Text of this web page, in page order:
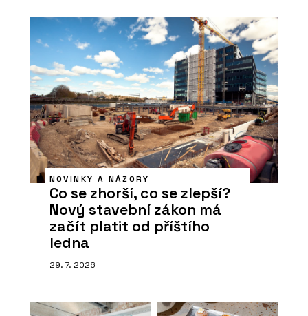
NOVINKY A NÁZORY
Co se zhorší, co se zlepší?
Nový stavební zákon má
začít platit od příštího
ledna
29. 7. 2026